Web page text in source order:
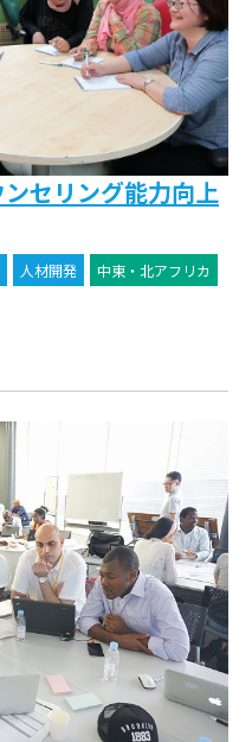
セリング能力向上
人材開発 中東・北アフリカ